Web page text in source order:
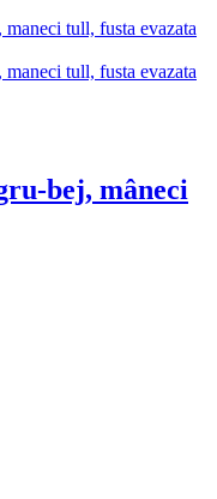
bej, mâneci